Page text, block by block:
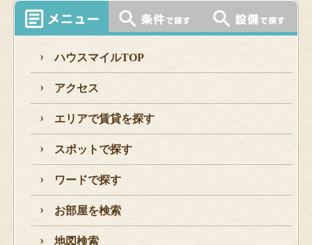
ハウスマイルTOP
アクセス
エリアで賃貸を探す
スポットで探す
ワードで探す
お部屋を検索
地図検索